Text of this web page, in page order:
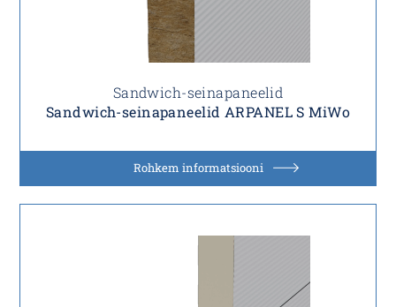
Sandwich-seinapaneelid
Sandwich-seinapaneelid ARPANEL S MiWo
Rohkem informatsiooni